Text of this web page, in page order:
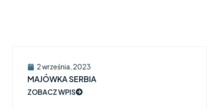
2 września, 2023
MAJÓWKA SERBIA
ZOBACZ WPIS